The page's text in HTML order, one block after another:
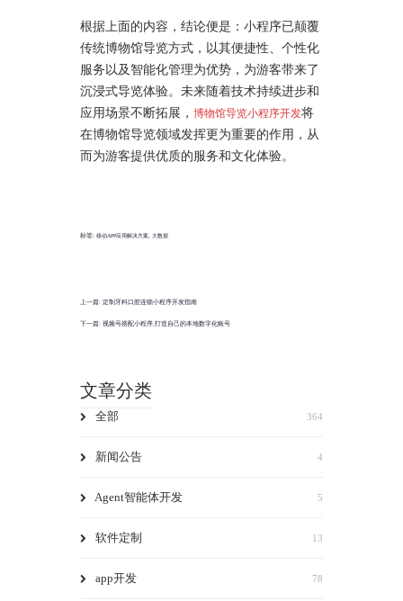
根据上面的内容，结论便是：小程序已颠覆
传统博物馆导览方式，以其便捷性、个性化
服务以及智能化管理为优势，为游客带来了
沉浸式导览体验。未来随着技术持续进步和
应用场景不断拓展， 博物馆导览小程序开发将
在博物馆导览领域发挥更为重要的作用，从
而为游客提供优质的服务和文化体验。
标签: 移动APP应用解决方案 大数据
上一篇: 定制牙科口腔连锁小程序开发指南
下一篇: 视频号搭配小程序,打造自己的本地数字化账号
文章分类
全部 364
新闻公告 4
Agent智能体开发 5
软件定制 13
app开发 78